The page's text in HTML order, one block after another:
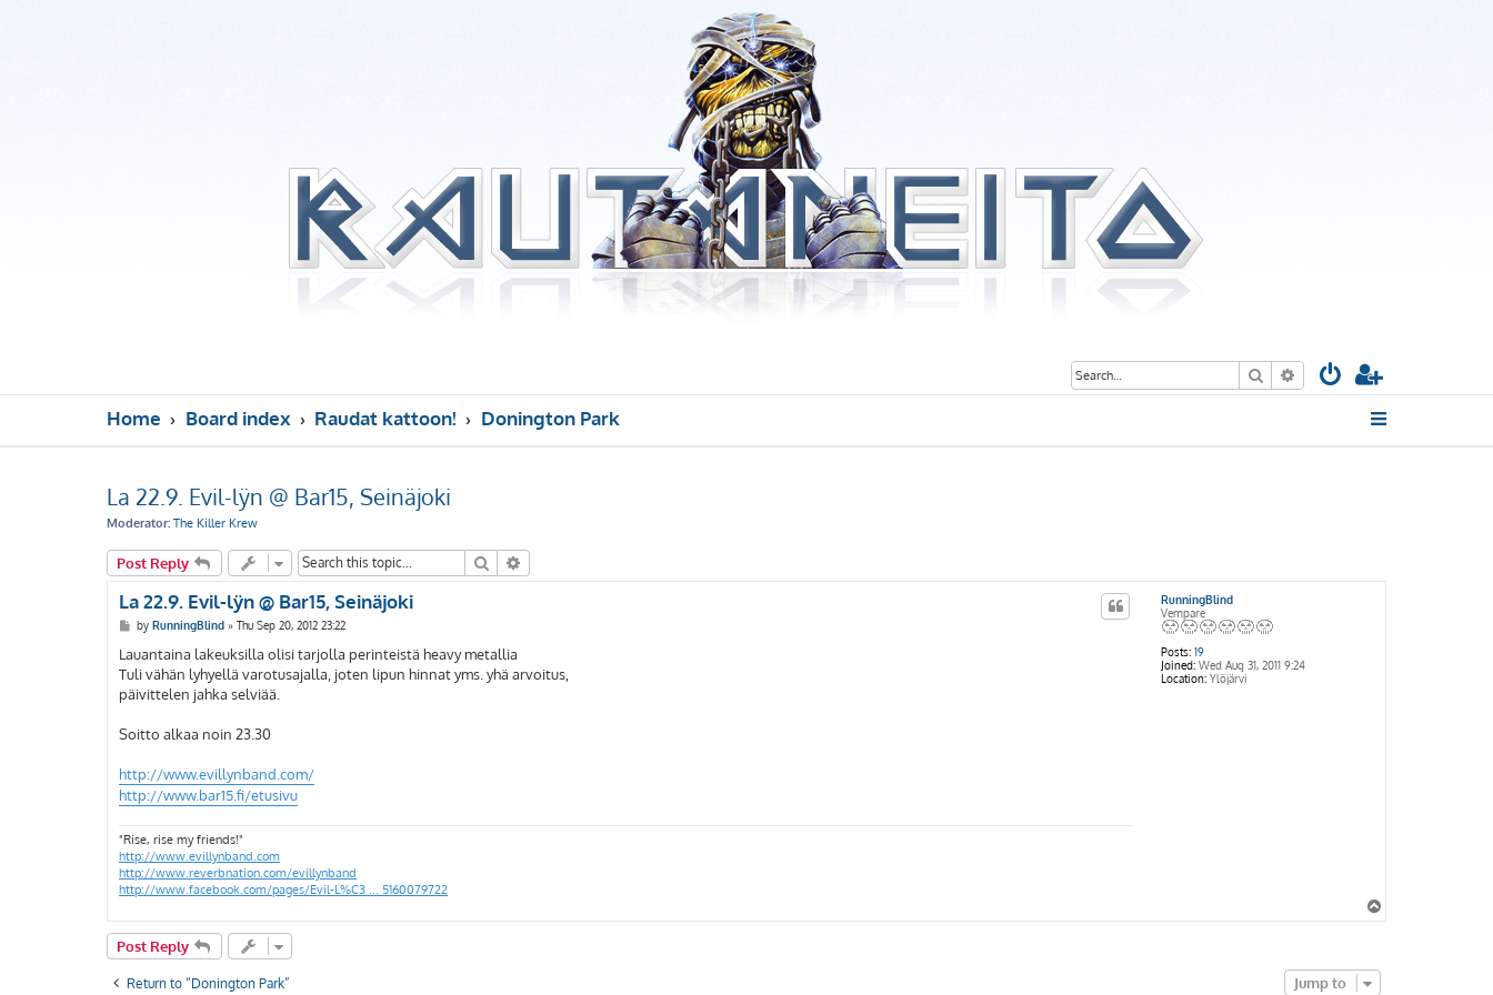
Search Advanced search
Home Board index Raudat kattoon! Donington Park
La 22.9. Evil-lÿn @ Bar15, Seinäjoki
Moderator: The Killer Krew
Post Reply Search
RunningBlind
Vempare
Posts: 19
Joined: Wed Aug 31, 2011 9:24
Location: Ylöjärvi
La 22.9. Evil-lÿn @ Bar15, Seinäjoki
P
s
t
by RunningBlind» Thu Sep 20, 2012 23:22
Lauantaina lakeuksilla olisi tarjolla perinteistä heavy metallia
Tuli vähän lyhyellä varotusajalla, joten lipun hinnat yms. yhä arvoitus,
päivittelen jahka selviää.
Soitto alkaa noin 23.30
http://www.evillynband.com/
http://www.bar15.fi/etusivu
"Rise, rise my friends!"
http://www.evillynband.com
http://www.reverbnation.com/evillynband
http://www.facebook.com/pages/Evil-L%C3 ... 5160079722
o
Post Reply
Return to “Donington Park” Jump to